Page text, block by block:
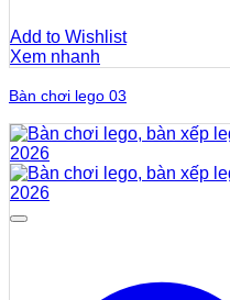
Add to Wishlist
Xem nhanh
Bàn chơi lego 03